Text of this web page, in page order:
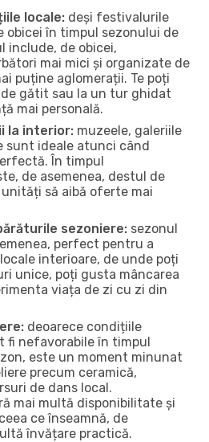
locale: deși festivalurile
obicei în timpul sezonului de
include, de obicei,
mai mici și organizate de
puține aglomerații. Te poți
gătit sau la un tur ghidat
mai personală.
la interior: muzeele, galeriile
sunt ideale atunci când
În timpul
de asemenea, destul de
să aibă oferte mai
sezoniere: sezonul
perfect pentru a
interioare, de unde poți
unice, poți gusta mâncarea
viața de zi cu zi din
deoarece condițiile
fi nefavorabile în timpul
este un moment minunat
precum ceramică,
de dans local.
mai multă disponibilitate și
ce înseamnă, de
învățare practică.